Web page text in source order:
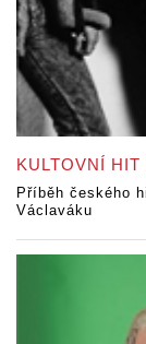
KULTOVNÍ
Příběh českého
Václaváku